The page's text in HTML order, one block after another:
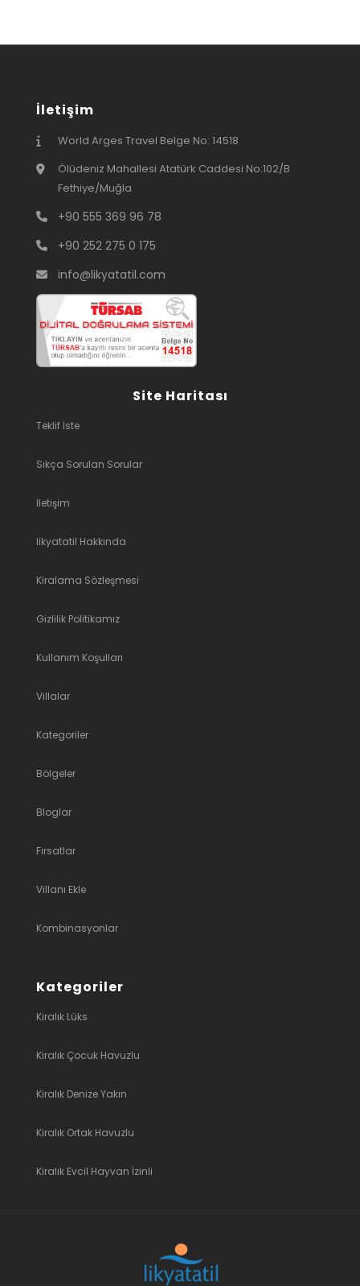
İletişim
World Arges Travel Belge No: 14518
Ölüdeniz Mahallesi Atatürk Caddesi No:102/B
Fethiye/Muğla
+90 555 369 96 78
+90 252 275 0 175
info@likyatatil.com
Site Haritası
Teklif İste
Sıkça Sorulan Sorular
İletişim
likyatatil Hakkında
Kiralama Sözleşmesi
Gizlilik Politikamız
Kullanım Koşulları
Villalar
Kategoriler
Bölgeler
Bloglar
Fırsatlar
Villanı Ekle
Kombinasyonlar
Kategoriler
Kiralık Lüks
Kiralık Çocuk Havuzlu
Kiralık Denize Yakın
Kiralık Ortak Havuzlu
Kiralık Evcil Hayvan İzinli